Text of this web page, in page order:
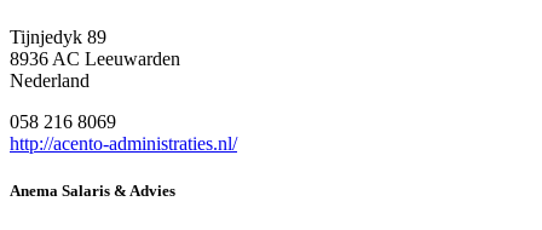
Tijnjedyk 89
8936 AC Leeuwarden
Nederland
058 216 8069
http://acento-administraties.nl/
Anema Salaris & Advies